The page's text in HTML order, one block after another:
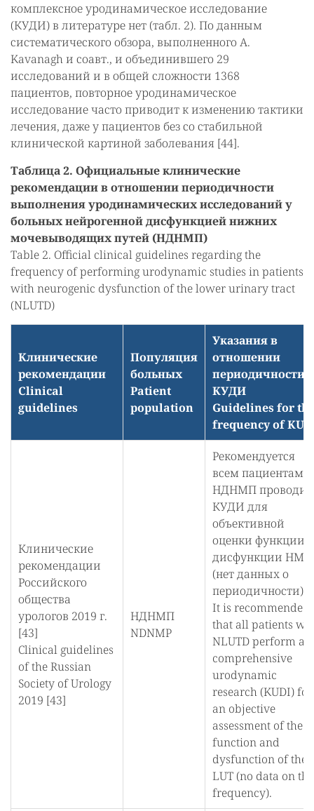
комплексное уродинамическое исследование
(КУДИ) в литературе нет (табл. 2). По данным
систематического обзора, выполненного А.
Kavanagh и соавт., и объединившего 29
исследований и в общей сложности 1368
пациентов, повторное уродинамическое
исследование часто приводит к изменению тактики
лечения, даже у пациентов без со стабильной
клинической картиной заболевания [44].
Таблица 2. Официальные клинические
рекомендации в отношении периодичности
выполнения уродинамических исследований у
больных нейрогенной дисфункцией нижних
мочевыводящих путей (НДНМП)
Table 2. Official clinical guidelines regarding the
frequency of performing urodynamic studies in patients
with neurogenic dysfunction of the lower urinary tract
(NLUTD)
Клинические
рекомендации
Clinical
guidelines
Популяция
больных
Patient
population
Указания в
отношении
периодичности
КУДИ
Guidelines for
frequency of
Клинические
рекомендации
Российского
общества
урологов 2019 г.
[43]
Clinical guidelines
of the Russian
Society of Urology
2019 [43]
НДНМП
NDNMP
Рекомендуется
всем пациентам с
НДНМП
КУДИ для
объективной
оценки функции
дисфункции НМП
(нет данных о
периодичности).
It is recommended
that all patients
NLUTD perform a
comprehensive
urodynamic
research (KUDI) for
an objective
assessment of the
function and
dysfunction of the
LUT (no data on the
frequency).